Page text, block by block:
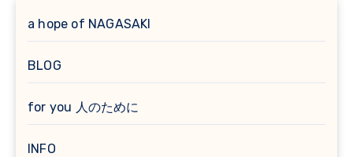
a hope of NAGASAKI
BLOG
for you 人のために
INFO